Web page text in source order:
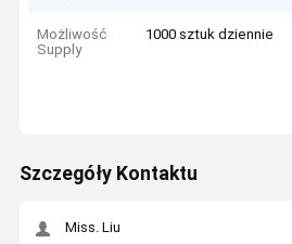
Możliwość
Supply
1000 sztuk dziennie
Szczegóły Kontaktu
Miss. Liu